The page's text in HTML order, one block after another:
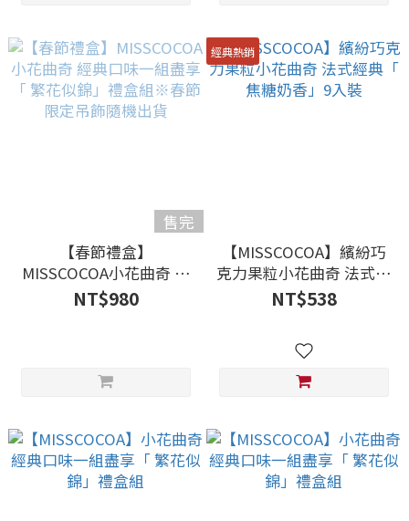
售完
【春節禮盒】
MISSCOCOA小花曲奇 經
典口味一組盡享「 繁花似
錦」禮盒組※春節限定吊
NT$980
經典熱銷
【MISSCOCOA】繽紛巧
克力果粒小花曲奇 法式經
典「 焦糖奶香」9入裝
NT$538